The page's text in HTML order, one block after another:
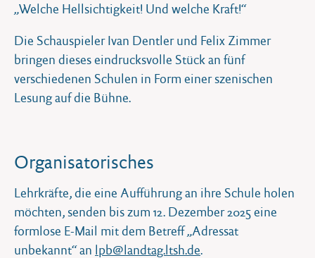
„Welche Hellsichtigkeit! Und welche Kraft!“
Die Schauspieler Ivan Dentler und Felix Zimmer
bringen dieses eindrucksvolle Stück an fünf
verschiedenen Schulen in Form einer szenischen
Lesung auf die Bühne.
Organisatorisches
Lehrkräfte, die eine Aufführung an ihre Schule holen
möchten, senden bis zum 12. Dezember 2025 eine
formlose E-Mail mit dem Betreff „Adressat
unbekannt“ an lpb@landtag.ltsh.de.